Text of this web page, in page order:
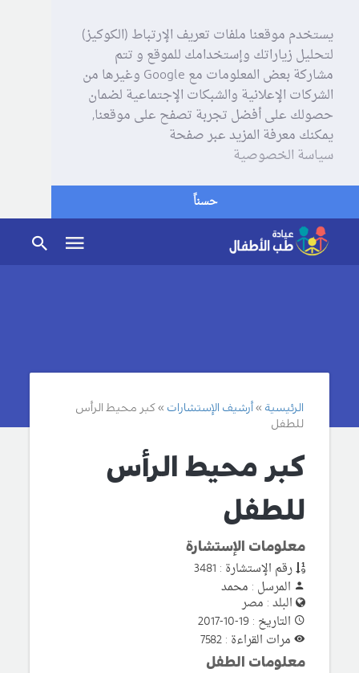
يستخدم موقعنا ملفات تعريف الإرتباط (الكوكيز)
لتحليل زياراتك وإستخدامك للموقع و تتم
مشاركة بعض المعلومات مع Google وغيرها من
الشركات الإعلانية والشبكات الإجتماعية لضمان
حصولك على أفضل تجربة تصفح على موقعنا,
يمكنك معرفة المزيد عبر صفحة
سياسة الخصوصية
حسناً
الرئيسية أرشيف الإستشارات
كبر محيط الرأس
للطفل
كبر محيط الرأس
للطفل
معلومات الإستشارة
رقم الإستشارة : 3481
المرسل : محمد
البلد : مصر
التاريخ : 19-10-2017
مرات القراءة : 7582
معلومات الطفل